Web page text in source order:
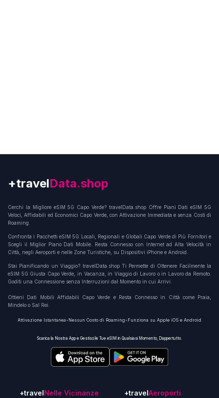
+travelConnection
Cerchi la Migliore eSIM 5G Capo Verde? travelData.shop Offre Piani Dati eSIM 5G
Veloci, Affidabili ed Economici Capo Verde, con Attivazione Immediata e senza Costi di
Roaming.
Confronta i Pacchetti eSIM 5G Locali, Regionali e Globali Capo Verde di Più Fornitori e
Scegli il Miglior Piano Dati Mobile. Resta Connesso con Internet ad Alta Velocità in
Città, negli Aeroporti e nelle Zone Turistiche, su Dispositivi iPhone e Android.
Stai Pianificando un Viaggio? travelData.shop Ti Permette di Ottenere Facilmente la
eSIM 5G Giusta Capo Verde, in Vacanza, in Viaggio di Lavoro o in Lavoro da Remoto.
Goditi una Connessione senza Interruzioni dal Momento in cui Arrivi.
Ottieni Dati Mobili Affidabili Capo Verde e Resta Connesso in Città come Praia,
Mindelo o Sal Rei.
Attivazione Istantanea•Nessun Costo di Roaming•Funziona su Apple iOS e Android
Scarica la Nostra App e Gestisci le Tue eSIM in Qualsiasi Momento, Dappertutto.
+travelNelle Vicinanze +travelAeroporti